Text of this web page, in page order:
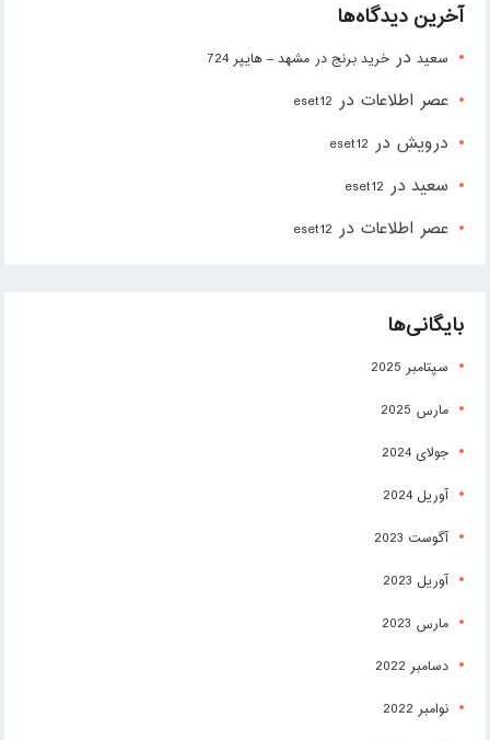
آخرین دیدگاه‌ها
سعید درخرید برنج در مشهد – هایپر 724
عصر اطلاعات در eset12
درویش در eset12
سعید در eset12
عصر اطلاعات در eset12
بایگانی‌ها
سپتامبر 2025
مارس 2025
جولای 2024
آوریل 2024
آگوست 2023
آوریل 2023
مارس 2023
دسامبر 2022
نوامبر 2022